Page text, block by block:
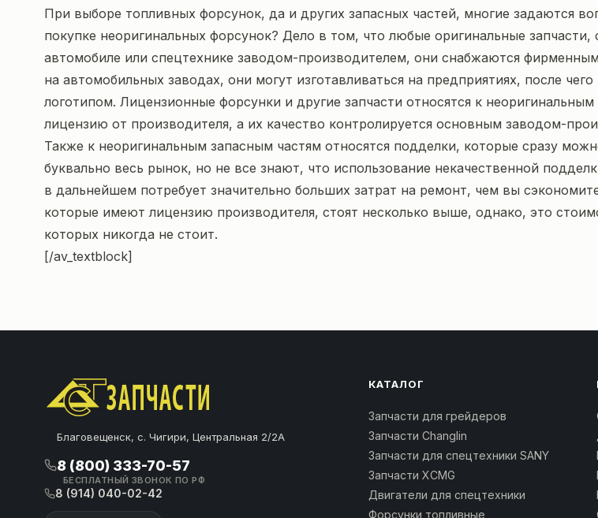
При выборе топливных форсунок, да и других запасных частей, многие задаются
покупке неоригинальных форсунок? Дело в том, что любые оригинальные
автомобиле или спецтехнике заводом-производителем, они снабжаются
на автомобильных заводах, они могут изготавливаться на предприятиях, после
логотипом. Лицензионные форсунки и другие запчасти относятся к
лицензию от производителя, а их качество контролируется основным заводом-
Также к неоригинальным запасным частям относятся подделки, которые сразу
буквально весь рынок, но не все знают, что использование некачественной
в дальнейшем потребует значительно больших затрат на ремонт, чем вы
которые имеют лицензию производителя, стоят несколько выше, однако, это
которых никогда не стоит.
[/av_textblock]
Благовещенск, с. Чигири, Центральная 2/2А
8 (800) 333-70-57
БЕСПЛАТНЫЙ ЗВОНОК ПО РФ
8 (914) 040-02-42
КАТАЛОГ
Запчасти для грейдеров
Запчасти Changlin
Запчасти для спецтехники SANY
Запчасти XCMG
Двигатели для спецтехники
Форсунки топливные